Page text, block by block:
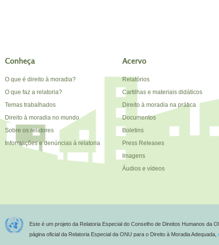
Conheça
O que é direito à moradia?
O que faz a relatoria?
Temas trabalhados
Direito à moradia no mundo
Sobre os relatores
Informações e denúncias à relatoria
Acervo
Relatórios
Cartilhas e materiais didáticos
Direito à moradia na prática
Documentos
Boletins
Press Releases
Imagens
Áudios e vídeos
Este é um projeto da Relatoria Especial do Conselho de Direitos Humanos da
página oficial da Relatoria Especial da ONU para o Direito à Moradia Adequada,